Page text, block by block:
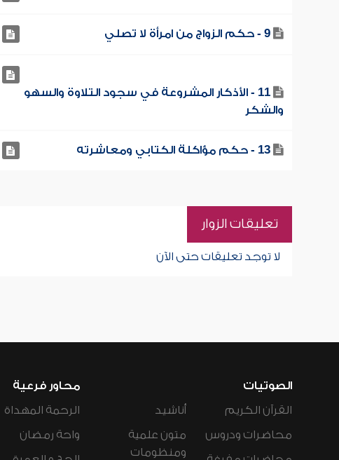
9 - حكم الزواج من امرأة لا تصلي
11 - الأذكار المشروعة في سجود التلاوة والسهو
والشكر
13 - حكم مؤاكلة الكتابي ومعاشرته
تعليقات الزوار
لا توجد تعليقات حتى الآن
الصوتيات
القرآن الكريم
محاضرات ودروس
أناشيد
متون علمية
ومنظومات
محاور فرعية
الرحمة المهداة
واحة رمضان